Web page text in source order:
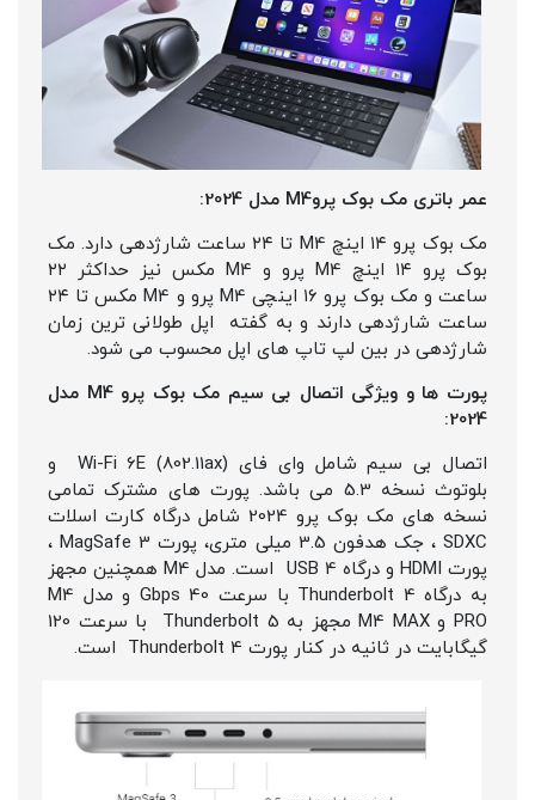
عمر باتری مک بوک پروM4 مدل 2024:
مک بوک پرو ۱۴ اینچ M4 تا ۲۴ ساعت شارژدهی دارد. مک
بوک پرو ۱۴ اینچ M4 پرو و M4 مکس نیز حداکثر ۲۲
ساعت و مک بوک پرو ۱۶ اینچی M4 پرو و M4 مکس تا ۲۴
ساعت شارژدهی دارند و به گفته اپل طولانی ترین زمان
شارژدهی در بین لپ تاپ های اپل محسوب می شود.
پورت ها و ویژگی اتصال بی سیم مک بوک پرو M4 مدل
2024:
اتصال بی سیم شامل وای فای Wi-Fi 6E (802.11ax) و
بلوتوث نسخه 5.3 می باشد. پورت های مشترک تمامی
نسخه های مک بوک پرو 2024 شامل درگاه کارت اسلات
SDXC ، جک هدفون 3.5 میلی متری، پورت MagSafe 3 ،
پورت HDMI و درگاه USB 4 است. مدل M4 همچنین مجهز
به درگاه Thunderbolt 4 با سرعت 40 Gbps و مدل M4
PRO و M4 MAX مجهز به Thunderbolt 5 با سرعت 120
گیگابایت در ثانیه در کنار پورت Thunderbolt 4 است.